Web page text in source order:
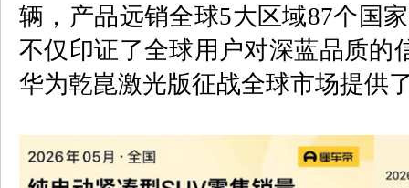
辆，产品远销全球5大区域87个国
不仅印证了全球用户对深蓝品质的
华为乾崑激光版征战全球市场提供